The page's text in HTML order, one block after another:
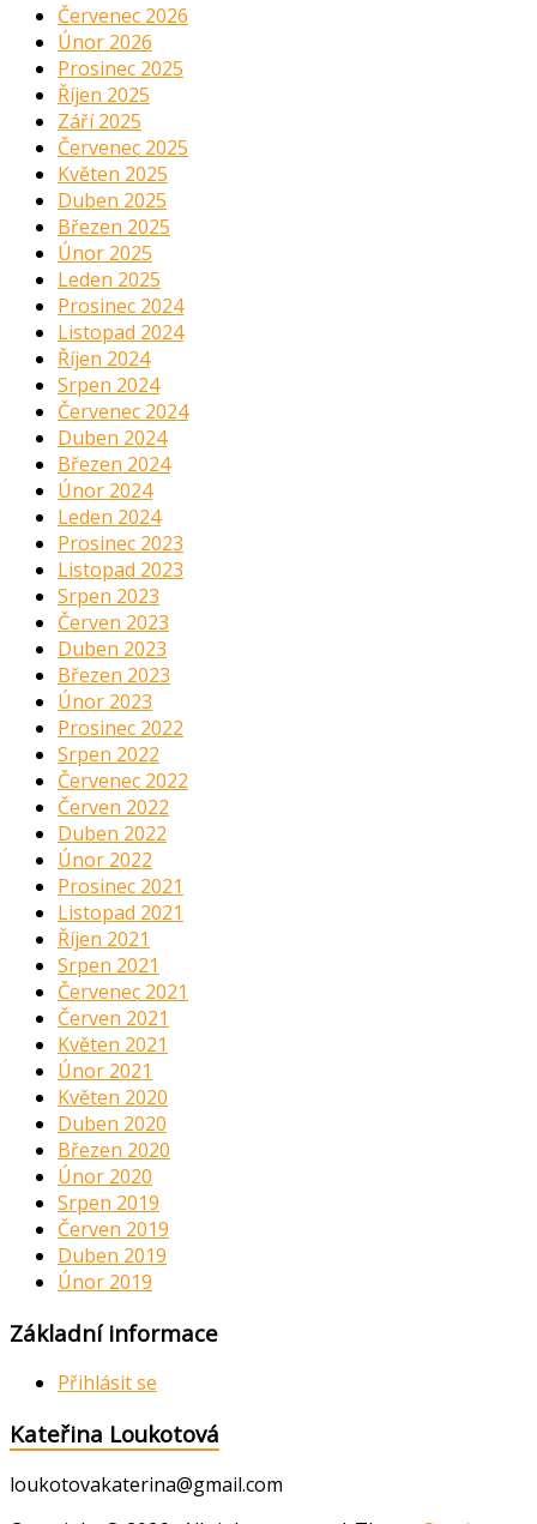
Červenec 2026
Únor 2026
Prosinec 2025
Říjen 2025
Září 2025
Červenec 2025
Květen 2025
Duben 2025
Březen 2025
Únor 2025
Leden 2025
Prosinec 2024
Listopad 2024
Říjen 2024
Srpen 2024
Červenec 2024
Duben 2024
Březen 2024
Únor 2024
Leden 2024
Prosinec 2023
Listopad 2023
Srpen 2023
Červen 2023
Duben 2023
Březen 2023
Únor 2023
Prosinec 2022
Srpen 2022
Červenec 2022
Červen 2022
Duben 2022
Únor 2022
Prosinec 2021
Listopad 2021
Říjen 2021
Srpen 2021
Červenec 2021
Červen 2021
Květen 2021
Únor 2021
Květen 2020
Duben 2020
Březen 2020
Únor 2020
Srpen 2019
Červen 2019
Duben 2019
Únor 2019
Základní informace
Přihlásit se
Kateřina Loukotová
loukotovakaterina@gmail.com